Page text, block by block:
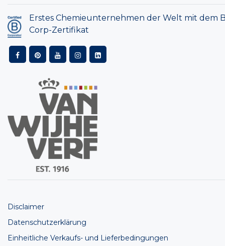
Erstes Chemieunternehmen der Welt mit dem
Corp-Zertifikat
Disclaimer
Datenschutzerklärung
Einheitliche Verkaufs- und Lieferbedingungen